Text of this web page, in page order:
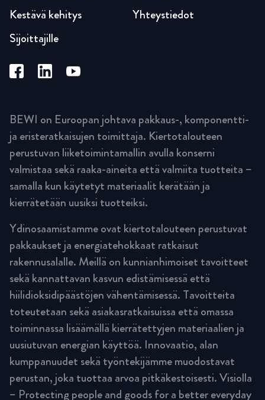
Kestävä kehitys
Sijoittajille
Yhteystiedot
BEWI on Euroopan johtava pakkaus-, komponentti-
ja eristeratkaisujen toimittaja. Kiertotalouteen
perustuvan liiketoimintamallin avulla konserni
valmistaa sekä raaka-aineita että valmiita tuotteita –
samalla kun käytetyt materiaalit kerätään ja
kierrätetään uusiksi tuotteiksi.
Ydinosaamistamme ovat kiertotalouteen perustuvat
pakkaukset ja energiatehokkaat ratkaisut
rakennusalalle. Meillä on kunnianhimoiset tavoitteet
sekä kannattavan kasvun edistämisessä että
hiilidioksidipäästöjen vähentämisessä. Tavoitteita
toteutetaan sekä asiakasratkaisuissa että omassa
toiminnassa lisäämällä kierrätettyjen materiaalien ja
uusiutuvan energian käyttöä. Innovaatio, alan
kumppanuudet sekä työntekijämme muodostavat
perustan, joka tuottaa arvoa pitkäkestoisesti. Visiolla
– Protecting people and goods for a better everyday